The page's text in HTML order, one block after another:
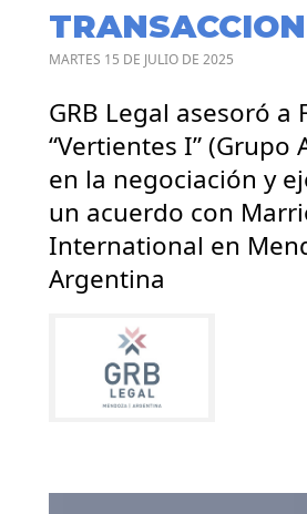
MARTES 15 DE JULIO DE 2025
GRB Legal asesoró a
“Vertientes I” (Grupo
en la negociación y
un acuerdo con
International en
Argentina